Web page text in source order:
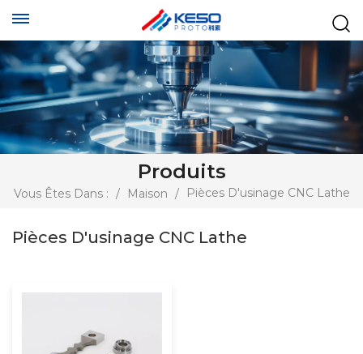
Produits
Vous Êtes Dans : / Maison / Pièces D'usinage CNC Lathe
Pièces D'usinage CNC Lathe